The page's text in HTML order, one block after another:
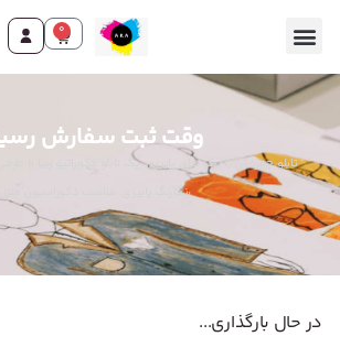
0
وقت ثبت سفارش
تابلو چهره زن با برگ های پاییزی. یک تابلو دکوراتیو زیبا با
رنگارنگ پاییزی. مناسب دکوراسیون منزل.
در حال بارگذاری...